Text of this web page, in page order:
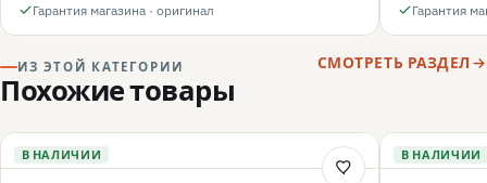
Гарантия магазина · оригинал Гарантия
ИЗ ЭТОЙ КАТЕГОРИИ
Похожие товары
СМОТРЕТЬ РАЗДЕЛ
В НАЛИЧИИ В НАЛИЧИИ